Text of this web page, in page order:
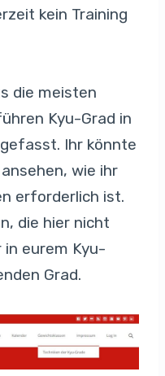
kein Training
die meisten
Kyu-Grad in
Ihr könnte
wie ihr
erforderlich ist.
die hier nicht
eurem Kyu-
Grad.